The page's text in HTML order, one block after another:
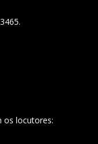
os locutores: